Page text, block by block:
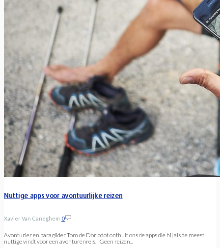
Nuttige apps voor avontuurlijke reizen
Xavier Van Caneghem 0
Avonturier en paraglider Tom de Dorlodot onthult ons de apps die hij als de meest
nuttige vindt voor een avonturenreis. Geen reizen...